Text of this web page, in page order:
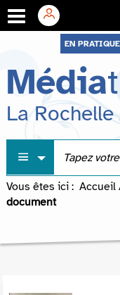
menu
contenu
recherche
EN PRATIQUE
Média
La
Vous êtes ici : Accueil
document